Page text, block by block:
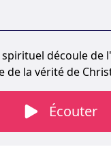
découle de
de la vérité de
Toute la vie
Christ et sur
résoudre les
Écouter